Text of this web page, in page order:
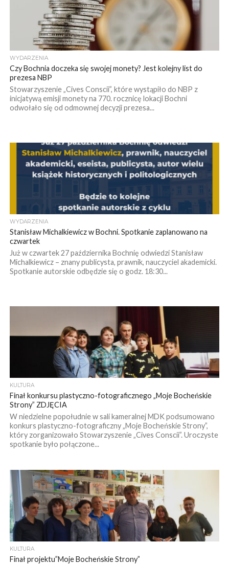
WYDARZENIA
Czy Bochnia doczeka się swojej monety? Jest kolejny list do
prezesa NBP
Stowarzyszenie „Cives Conscii”, które wystąpiło do NBP z
inicjatywą emisji monety na 770. rocznicę lokacji Bochni
odwołało się od odmownej decyzji prezesa...
WYDARZENIA
Stanisław Michalkiewicz w Bochni. Spotkanie zaplanowano na
czwartek
Już w czwartek 27 października Bochnię odwiedzi Stanisław
Michalkiewicz – znany publicysta, prawnik, nauczyciel akademicki.
Spotkanie autorskie odbędzie się o godz. 18:30...
KULTURA
Finał konkursu plastyczno-fotograficznego „Moje Bocheńskie
Strony” ZDJĘCIA
W niedzielne popołudnie w sali kameralnej MDK podsumowano
konkurs plastyczno-fotograficzny „Moje Bocheńskie Strony”,
który zorganizowało Stowarzyszenie „Cives Conscii”. Uroczyste
spotkanie było połączone...
KULTURA
Finał projektu”Moje Bocheńskie Strony”